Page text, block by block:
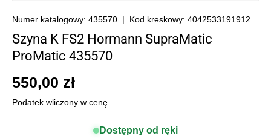
Numer katalogowy: 435570 | Kod kreskowy: 4042533191912
Szyna K FS2 Hormann SupraMatic
ProMatic 435570
550,00 zł
Podatek wliczony w cenę
Dostępny od ręki